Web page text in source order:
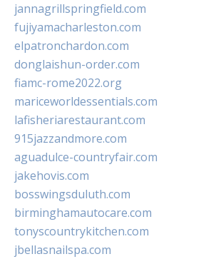
jannagrillspringfield.com
fujiyamacharleston.com
elpatronchardon.com
donglaishun-order.com
fiamc-rome2022.org
mariceworldessentials.com
lafisheriarestaurant.com
915jazzandmore.com
aguadulce-countryfair.com
jakehovis.com
bosswingsduluth.com
birminghamautocare.com
tonyscountrykitchen.com
jbellasnailspa.com